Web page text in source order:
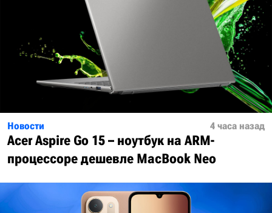
Новости 4 часа назад
Acer Aspire Go 15 – ноутбук на ARM-
процессоре дешевле MacBook Neo